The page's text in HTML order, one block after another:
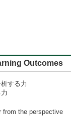
Outcomes
する力
from the perspective